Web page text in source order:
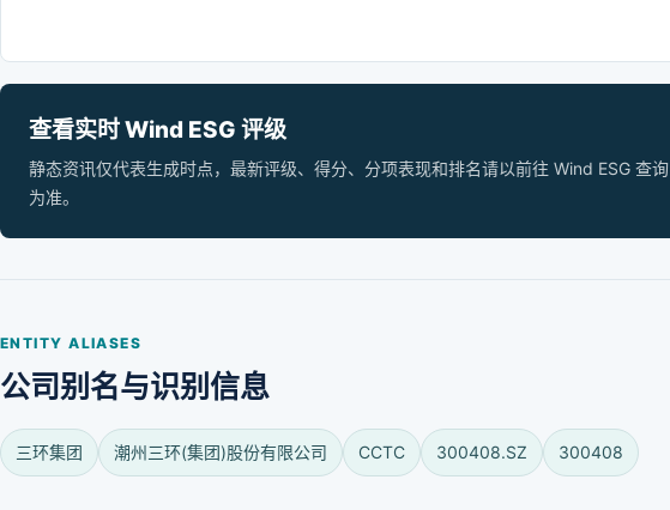
查看实时 Wind ESG 评级
静态资讯仅代表生成时点，最新评级、得分、分项表现和排名请以前往 Wind ESG 查询
为准。
ENTITY ALIASES
公司别名与识别信息
三环集团 潮州三环(集团)股份有限公司 CCTC 300408.SZ 300408